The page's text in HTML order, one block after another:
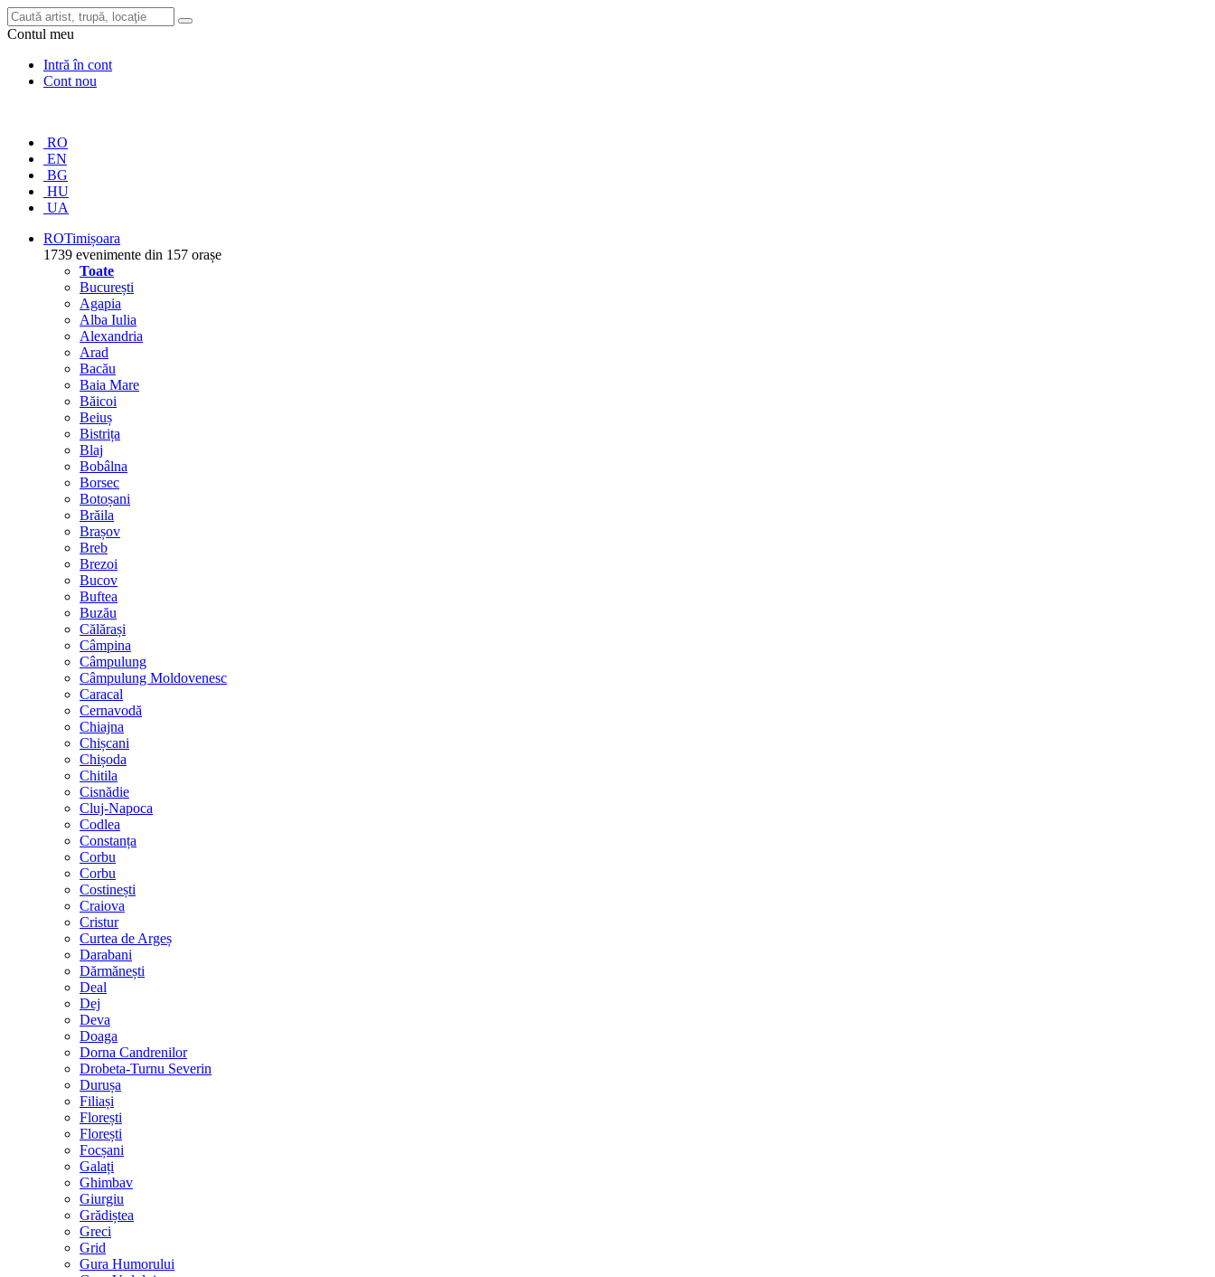
Contul meu
Intră în cont
Cont nou
RO
EN
BG
HU
UA
ROTimișoara
1739 evenimente din 157 orașe
Toate
București
Agapia
Alba Iulia
Alexandria
Arad
Bacău
Baia Mare
Băicoi
Beiuș
Bistrița
Blaj
Bobâlna
Borsec
Botoșani
Brăila
Brașov
Breb
Brezoi
Bucov
Buftea
Buzău
Călărași
Câmpina
Câmpulung
Câmpulung Moldovenesc
Caracal
Cernavodă
Chiajna
Chișcani
Chișoda
Chitila
Cisnădie
Cluj-Napoca
Codlea
Constanța
Corbu
Corbu
Costinești
Craiova
Cristur
Curtea de Argeș
Darabani
Dărmănești
Deal
Dej
Deva
Doaga
Dorna Candrenilor
Drobeta-Turnu Severin
Durușa
Filiași
Florești
Florești
Focșani
Galați
Ghimbav
Giurgiu
Grădiștea
Greci
Grid
Gura Humorului